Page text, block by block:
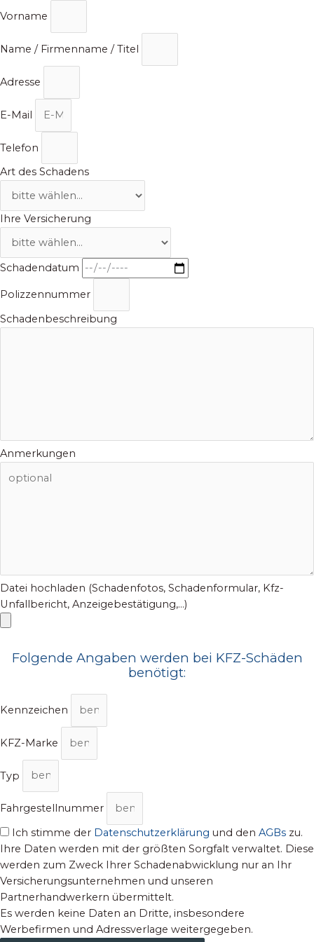
Inhalt
Vorname
Name / Firmenname / Titel
Adresse
E-Mail
Telefon
Art des Schadens
Ihre Versicherung
Schadendatum
Polizzennummer
Schadenbeschreibung
Anmerkungen
Datei hochladen (Schadenfotos, Schadenformular, Kfz-
Unfallbericht, Anzeigebestätigung,...)
Folgende Angaben werden bei KFZ-Schäden
benötigt:
Kennzeichen
KFZ-Marke
Typ
Fahrgestellnummer
Ich stimme der Datenschutzerklärung und den AGBs zu.
Ihre Daten werden mit der größten Sorgfalt verwaltet. Diese
werden zum Zweck Ihrer Schadenabwicklung nur an Ihr
Versicherungsunternehmen und unseren
Partnerhandwerkern übermittelt.
Es werden keine Daten an Dritte, insbesondere
Werbefirmen und Adressverlage weitergegeben.